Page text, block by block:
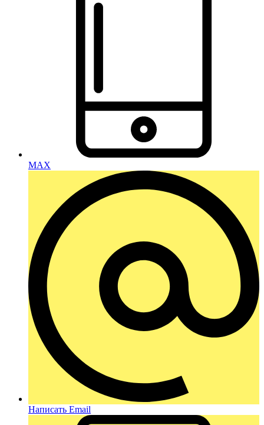
MAX
Написать Email